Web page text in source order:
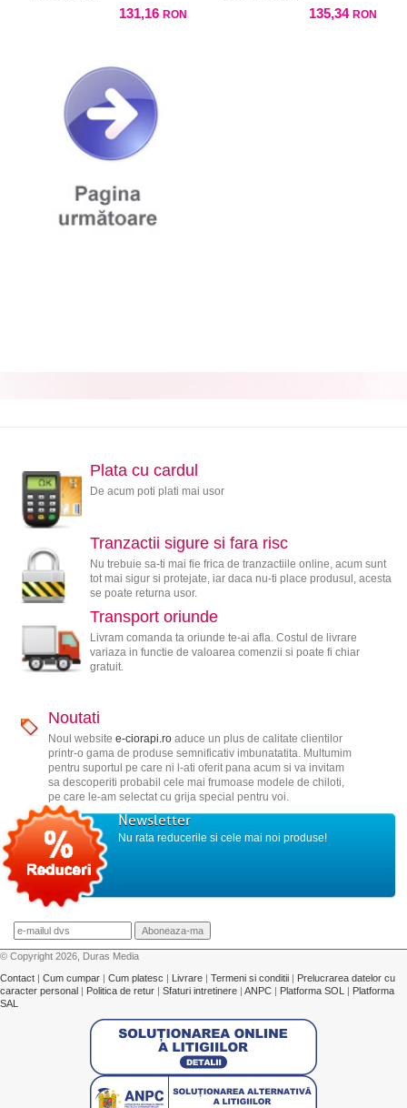
131,16 RON 135,34 RON
Plata cu cardul
De acum poti plati mai usor
Tranzactii sigure si fara risc
Nu trebuie sa-ti mai fie frica de tranzactiile online, acum sunt
tot mai sigur si protejate, iar daca nu-ti place produsul, acesta
se poate returna usor.
Transport oriunde
Livram comanda ta oriunde te-ai afla. Costul de livrare
variaza in functie de valoarea comenzii si poate fi chiar
gratuit.
Noutati
Noul website e-ciorapi.roaduce un plus de calitate clientilor
printr-o gama de produse semnificativ imbunatatita. Multumim
pentru suportul pe care ni l-ati oferit pana acum si va invitam
sa descoperiti probabil cele mai frumoase modele de chiloti,
pe care le-am selectat cu grija special pentru voi.
Newsletter
Nu rata reducerile si cele mai noi produse!
© Copyright 2026, Duras Media
Contact | Cum cumpar | Cum platesc | Livrare | Termeni si conditii | Prelucrarea datelor cu
caracter personal | Politica de retur | Sfaturi intretinere | ANPC | Platforma SOL | Platforma
SAL